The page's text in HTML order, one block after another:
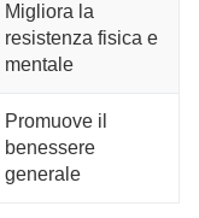
Migliora la
resistenza fisica e
mentale
Promuove il
benessere
generale